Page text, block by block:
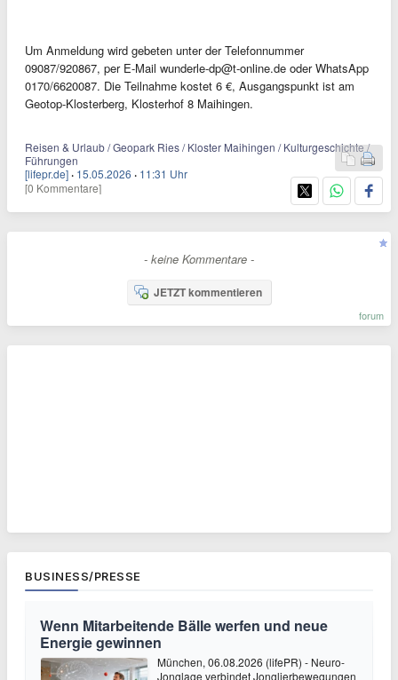
Um Anmeldung wird gebeten unter der Telefonnummer
09087/920867, per E-Mail wunderle-dp@t-online.de oder WhatsApp
0170/6620087. Die Teilnahme kostet 6 €, Ausgangspunkt ist am
Geotop-Klosterberg, Klosterhof 8 Maihingen.
Reisen & Urlaub / Geopark Ries / Kloster Maihingen / Kulturgeschichte /
Führungen
[lifepr.de] · 15.05.2026 · 11:31 Uhr
[0 Kommentare]
- keine Kommentare -
JETZT kommentieren
forum
BUSINESS/PRESSE
Wenn Mitarbeitende Bälle werfen und neue
Energie gewinnen
München, 06.08.2026 (lifePR) - Neuro-
Jonglage verbindet Jonglierbewegungen